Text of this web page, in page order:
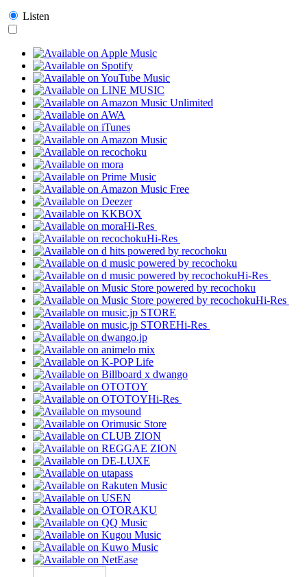
Listen
Hi-Res
Hi-Res
Hi-Res
Hi-Res
Hi-Res
Hi-Res